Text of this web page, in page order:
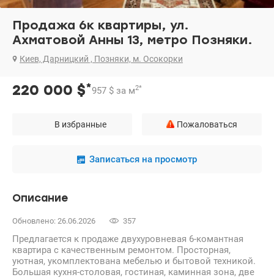
Продажа 6к квартиры, ул.
Ахматовой Анны 13, метро Позняки.
Киев, Дарницкий , Позняки, м. Осокорки
220 000 $*957 $ за м2*
В избранные Пожаловаться
Записаться на просмотр
Описание
Обновлено: 26.06.2026 357
Предлагается к продаже двухуровневая 6-комантная
квартира с качественным ремонтом. Просторная,
уютная, укомплектована мебелью и бытовой техникой.
Большая кухня-столовая, гостиная, каминная зона, две